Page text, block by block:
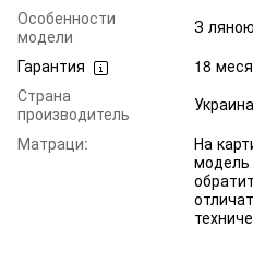
Особенности
модели
З
Гарантия
18
Страна
производитель
Украина
Матраци:
На
модель